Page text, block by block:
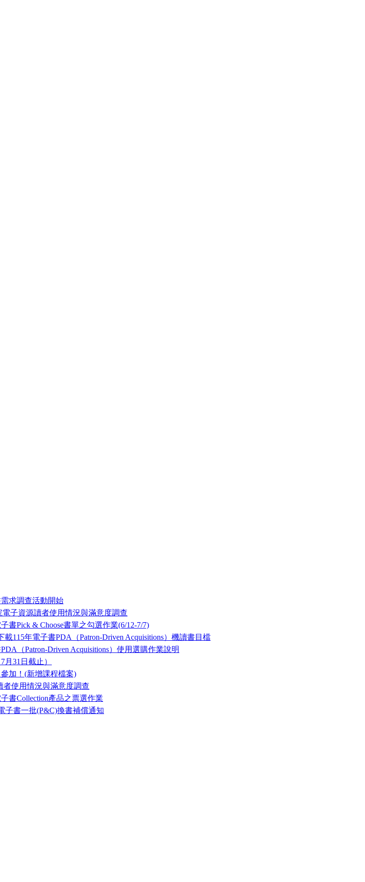
求調查活動開始
子資源讀者使用情況與滿意度調查
書Pick & Choose書單之勾選作業(6/12-7/7)
115年電子書PDA（Patron-Driven Acquisitions）機讀書目檔
（Patron-Driven Acquisitions）使用選購作業說明
31日截止）
加！(新增課程檔案)
者使用情況與滿意度調查
書Collection產品之票選作業
子書一批(P&C)換書補償通知